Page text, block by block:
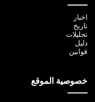
اخبار
تاريخ
تحليلات
دليل
قوانين
خصوصية الموقع